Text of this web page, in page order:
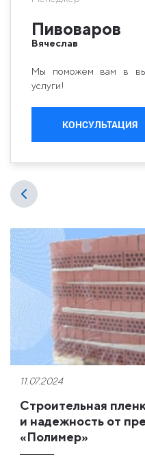
Пивоваров
Вячеслав
Мы поможем вам в
услуги!
КОНСУЛЬТАЦИЯ
11.07.2024
Строительная
и надежность от
«Полимер»